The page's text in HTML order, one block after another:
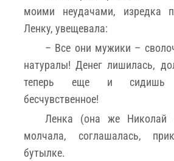
моими неудачами, изредка
Ленку, увещевала:
– Все они мужики –
натуралы! Денег лишилась,
теперь еще и сидишь
бесчувственное!
Ленка (она же Николай
молчала, соглашалась,
бутылке.